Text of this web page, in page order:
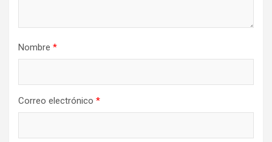
Nombre *
Correo electrónico *